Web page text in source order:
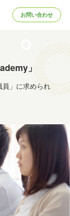
お問い合わせ
」
」に求められ